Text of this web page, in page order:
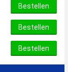
Bestellen
Bestellen
Bestellen